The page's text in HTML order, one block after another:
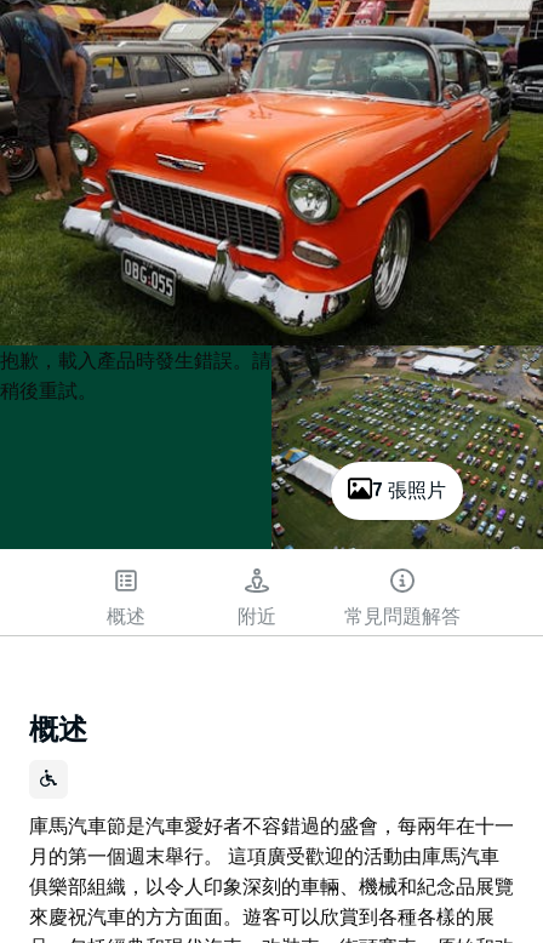
7 張照片
Product
List
Product
List
抱歉，載入產品時發生錯誤。請
稍後重試。
概述 附近 常見問題解答
概述
庫馬汽車節是汽車愛好者不容錯過的盛會，每兩年在十一
月的第一個週末舉行。 這項廣受歡迎的活動由庫馬汽車
俱樂部組織，以令人印象深刻的車輛、機械和紀念品展覽
來慶祝汽車的方方面面。遊客可以欣賞到各種各樣的展